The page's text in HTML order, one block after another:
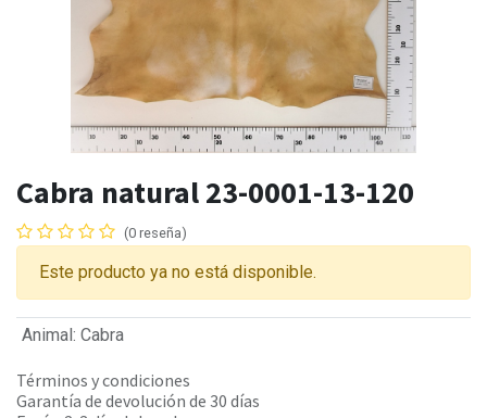
Cabra natural 23-0001-13-120
(0 reseña)
Este producto ya no está disponible.
Animal : Cabra
Términos y condiciones
Garantía de devolución de 30 días